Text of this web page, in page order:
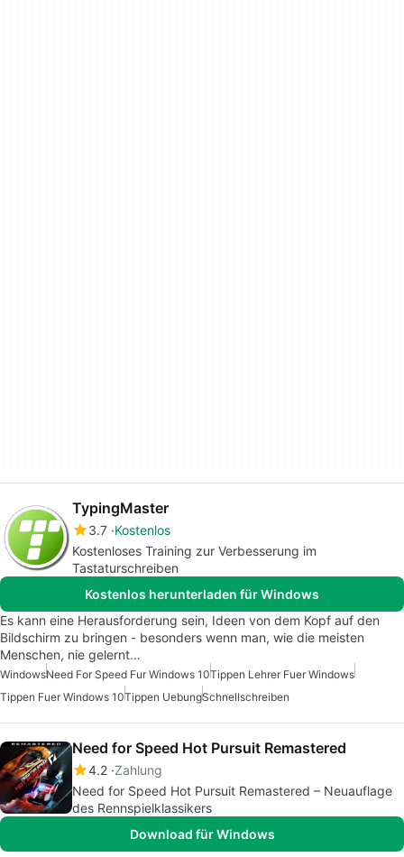
TypingMaster
3.7 Kostenlos
Kostenloses Training zur Verbesserung im
Tastaturschreiben
Kostenlos herunterladen für Windows
Es kann eine Herausforderung sein, Ideen von dem Kopf auf den
Bildschirm zu bringen - besonders wenn man, wie die meisten
Menschen, nie gelernt…
WindowsNeed For Speed Fur Windows 10Tippen Lehrer Fuer Windows
Tippen Fuer Windows 10Tippen UebungSchnellschreiben
Need for Speed Hot Pursuit Remastered
4.2 Zahlung
Need for Speed Hot Pursuit Remastered – Neuauflage
des Rennspielklassikers
Download für Windows